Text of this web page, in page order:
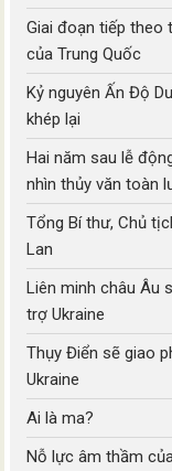
Giai đoạn tiếp
của Trung Quốc
Kỷ nguyên Ấn Độ
khép lại
Hai năm sau lễ
nhìn thủy văn toàn
Tổng Bí thư, Chủ
Lan
Liên minh châu Âu
trợ Ukraine
Thụy Điển sẽ giao
Ukraine
Ai là ma?
Nỗ lực âm thầm